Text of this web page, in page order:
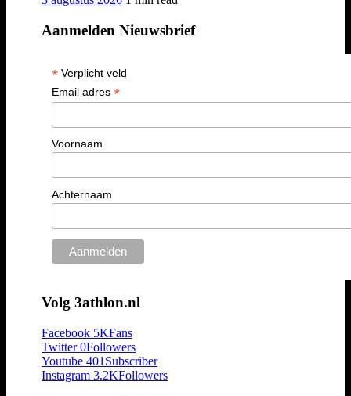
Aanmelden Nieuwsbrief
*Verplicht veld
Email adres *
Voornaam
Achternaam
Volg 3athlon.nl
Facebook 5KFans
Twitter 0Followers
Youtube 401 Subscriber
Instagram 3.2KFollowers